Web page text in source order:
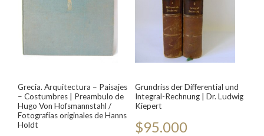
Grecia. Arquitectura – Paisajes
– Costumbres | Preambulo de
Hugo Von Hofsmannstahl /
Fotografías originales de Hanns
Holdt
Grundriss der Differential und
Integral-Rechnung | Dr. Ludwig
Kiepert
$95.000